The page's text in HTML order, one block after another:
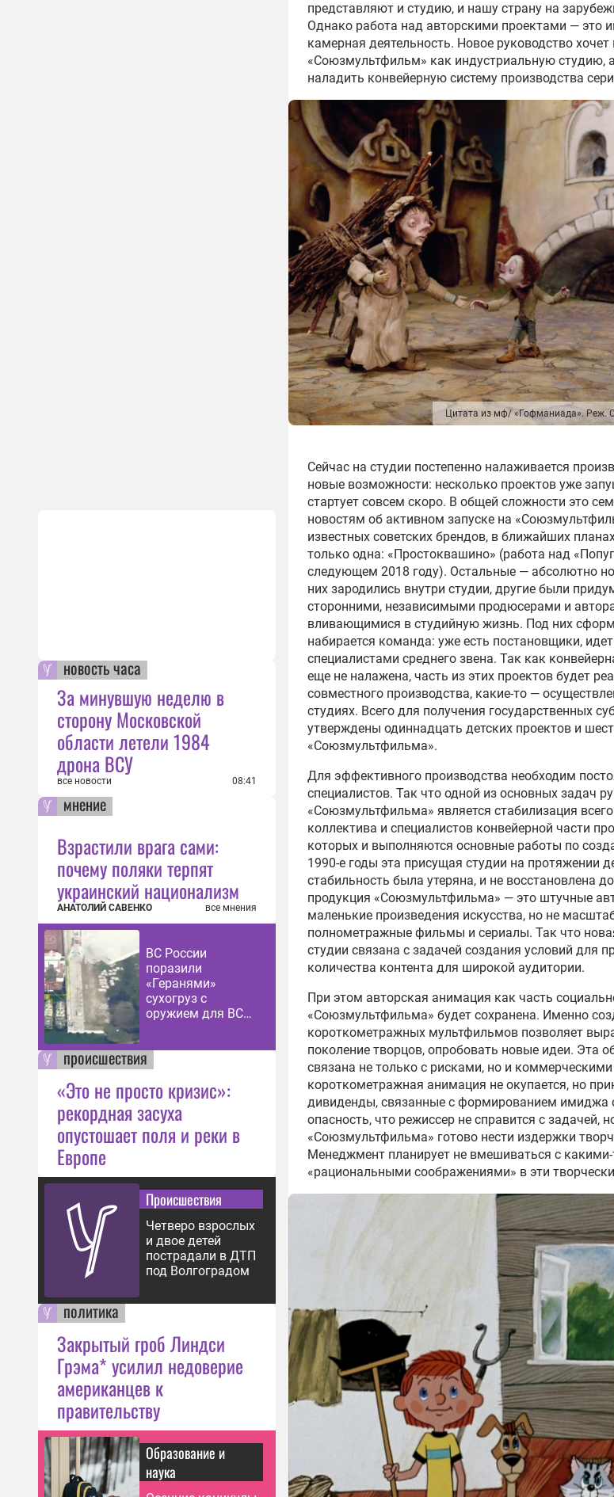
новость часа
За минувшую неделю в
сторону Московской
области летели 1984
дрона ВСУ
все новости 08:41
мнение
Взрастили врага сами:
почему поляки терпят
украинский национализм
АНАТОЛИЙ САВЕНКО все мнения
ВС России
поразили
«Геранями»
сухогруз с
оружием для ВСУ
происшествия
«Это не просто кризис»:
рекордная засуха
опустошает поля и реки в
Европе
Происшествия
Четверо взрослых
и двое детей
пострадали в ДТП
под Волгоградом
политика
Закрытый гроб Линдси
Грэма* усилил недоверие
американцев к
правительству
Образование и
наука
представляют и студию, и нашу страну на
Однако работа над авторскими проектами — это
камерная деятельность. Новое руководство хочет
«Союзмультфильм» как индустриальную студию,
наладить конвейерную систему производства
Цитата из мф/ «Гофманиада». Реж.
Сейчас на студии постепенно налаживается
новые возможности: несколько проектов уже
стартует совсем скоро. В общей сложности это
новостям об активном запуске на
известных советских брендов, в ближайших
только одна: «Простоквашино» (работа над
следующем 2018 году). Остальные — абсолютно
них зародились внутри студии, другие были
сторонними, независимыми продюсерами и
вливающимися в студийную жизнь. Под них
набирается команда: уже есть постановщики,
специалистами среднего звена. Так как
еще не налажена, часть из этих проектов будет
совместного производства, какие-то —
студиях. Всего для получения государственных
утверждены одиннадцать детских проектов и
«Союзмультфильма».
Для эффективного производства необходим
специалистов. Так что одной из основных задач
«Союзмультфильма» является стабилизация
коллектива и специалистов конвейерной части
которых и выполняются основные работы по
1990-е годы эта присущая студии на протяжении
стабильность была утеряна, и не восстановлена
продукция «Союзмультфильма» — это штучные
маленькие произведения искусства, но не
полнометражные фильмы и сериалы. Так что
студии связана с задачей создания условий для
количества контента для широкой аудитории.
При этом авторская анимация как часть
«Союзмультфильма» будет сохранена. Именно
короткометражных мультфильмов позволяет
поколение творцов, опробовать новые идеи. Эта
связана не только с рисками, но и
короткометражная анимация не окупается, но
дивиденды, связанные с формированием имиджа
опасность, что режиссер не справится с задачей,
«Союзмультфильма» готово нести издержки
Менеджмент планирует не вмешиваться с
«рациональными соображениями» в эти